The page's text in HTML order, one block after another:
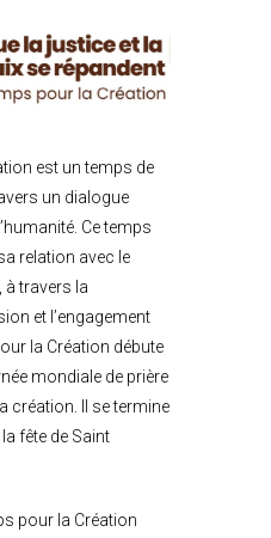
est un temps de
un dialogue
Ce temps
relation avec le
à travers la
et l’engagement
la Création débute
mondiale de prière
création. Il se termine
fête de Saint
pour la Création